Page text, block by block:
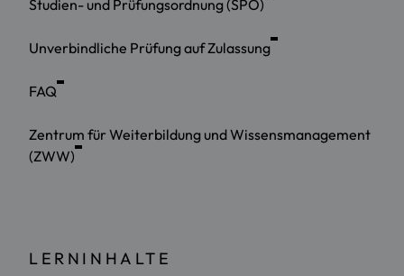
Studien- und Prüfungsordnung (SPO)
Unverbindliche Prüfung auf Zulassung
FAQ
Zentrum für Weiterbildung und Wissensmanagement
(ZWW)
LERNINHALTE